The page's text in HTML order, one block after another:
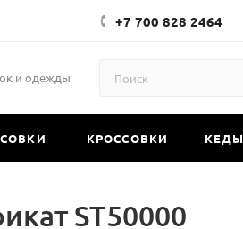
+7 700 828 2464
и одежды
КРОССОВКИ КЕДЫ
ST50000